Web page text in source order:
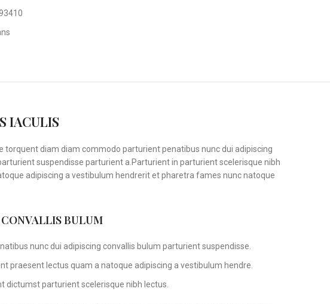
IACULIS
torquent diam diam commodo parturient penatibus nunc dui adipiscing
suspendisse parturient a.Parturient in parturient scelerisque nibh
adipiscing a vestibulum hendrerit et pharetra fames nunc natoque
BULUM
nunc dui adipiscing convallis bulum parturient suspendisse.
praesent lectus quam a natoque adipiscing a vestibulum hendre.
dictumst parturient scelerisque nibh lectus.